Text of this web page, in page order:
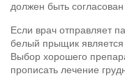
должен быть
Если врач отправляет
белый прыщик является
Выбор хорошего
прописать лечение